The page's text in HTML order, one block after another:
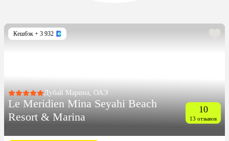
Кешбэк + 3 932
Дубай Марина, ОАЭ
Le Meridien Mina Seyahi Beach
Resort & Marina
10
13 отзывов